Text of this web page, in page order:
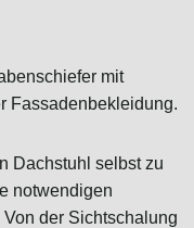
mit
Fassadenbekleidung.
Dachstuhl selbst zu
notwendigen
der Sichtschalung